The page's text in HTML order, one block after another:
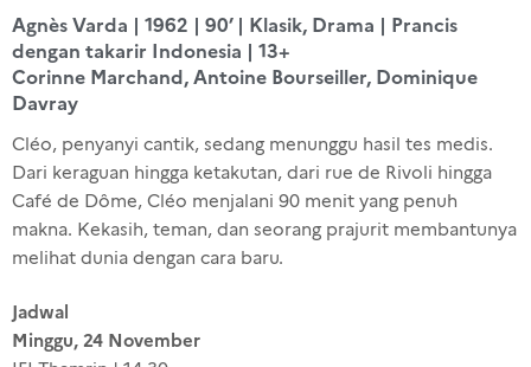
Agnès Varda | 1962 | 90’ | Klasik, Drama | Prancis
dengan takarir Indonesia | 13+
Corinne Marchand, Antoine Bourseiller, Dominique
Davray
Cléo, penyanyi cantik, sedang menunggu hasil tes medis.
Dari keraguan hingga ketakutan, dari rue de Rivoli hingga
Café de Dôme, Cléo menjalani 90 menit yang penuh
makna. Kekasih, teman, dan seorang prajurit membantunya
melihat dunia dengan cara baru.
Jadwal
Minggu, 24 November